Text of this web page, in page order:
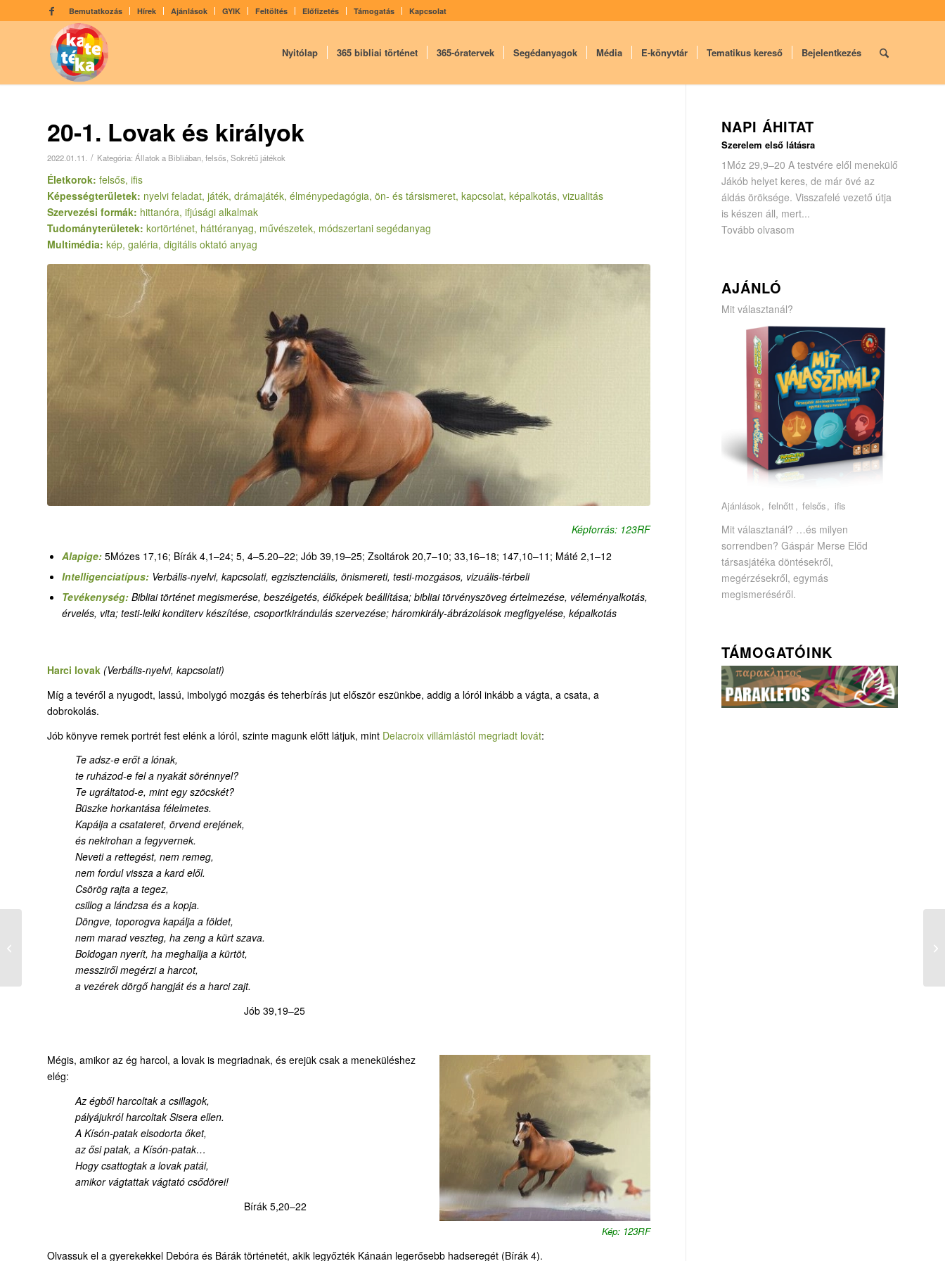
Bemutatkozás Hírek Ajánlások GYIK Feltöltés Előfizetés Támogatás Kapcsolat
Nyitólap 365 bibliai történet 365-óratervek Segédanyagok Média E-könyvtár Tematikus kereső Bejelentkezés
20-1. Lovak és királyok
2022.01.11. / Kategória: Állatok a Bibliában felsős Sokrétű játékok
Életkorok: felsős, ifis
Képességterületek: nyelvi feladat, játék, drámajáték, élménypedagógia, ön- és társismeret, kapcsolat, képalkotás, vizualitás
Szervezési formák: hittanóra, ifjúsági alkalmak
Tudományterületek: kortörténet, háttéranyag, művészetek, módszertani segédanyag
Multimédia: kép, galéria, digitális oktató anyag
Képforrás: 123RF
Alapige: 5Mózes 17,16; Bírák 4,1–24; 5, 4–5.20–22; Jób 39,19–25; Zsoltárok 20,7–10; 33,16–18; 147,10–11; Máté 2,1–12
Intelligenciatípus: Verbális-nyelvi, kapcsolati, egzisztenciális, önismereti, testi-mozgásos, vizuális-térbeli
Tevékenység: Bibliai történet megismerése, beszélgetés, élőképek beállítása; bibliai törvényszöveg értelmezése, véleményalkotás,
érvelés, vita; testi-lelki konditerv készítése, csoportkirándulás szervezése; háromkirály-ábrázolások megfigyelése, képalkotás
Harci lovak (Verbális-nyelvi, kapcsolati)
Míg a tevéről a nyugodt, lassú, imbolygó mozgás és teherbírás jut először eszünkbe, addig a lóról inkább a vágta, a csata, a
dobrokolás.
Jób könyve remek portrét fest elénk a lóról, szinte magunk előtt látjuk, mint Delacroix villámlástól megriadt lovát:
Te adsz-e erőt a lónak,
te ruházod-e fel a nyakát sörénnyel?
Te ugráltatod-e, mint egy szöcskét?
Büszke horkantása félelmetes.
Kapálja a csatateret, örvend erejének,
és nekirohan a fegyvernek.
Neveti a rettegést, nem remeg,
nem fordul vissza a kard elől.
Csörög rajta a tegez,
csillog a lándzsa és a kopja.
Döngve, toporogva kapálja a földet,
nem marad veszteg, ha zeng a kürt szava.
Boldogan nyerít, ha meghallja a kürtöt,
messziről megérzi a harcot,
a vezérek dörgő hangját és a harci zajt.
Jób 39,19–25
Mégis, amikor az ég harcol, a lovak is megriadnak, és erejük csak a meneküléshez
elég:
Az égből harcoltak a csillagok,
pályájukról harcoltak Sisera ellen.
A Kísón-patak elsodorta őket,
az ősi patak, a Kísón-patak…
Hogy csattogtak a lovak patái,
amikor vágtattak vágtató csődörei!
Bírák 5,20–22
Kép: 123RF
Olvassuk el a gyerekekkel Debóra és Bárák történetét, akik legyőzték Kánaán legerősebb hadseregét (Bírák 4).
NAPI ÁHITAT
Szerelem első látásra
1Móz 29,9–20 A testvére elől menekülő
Jákób helyet keres, de már övé az
áldás öröksége. Visszafelé vezető útja
is készen áll, mert...
Tovább olvasom
AJÁNLÓ
Mit választanál?
Ajánlások felnőtt felsős ifis
Mit választanál? …és milyen
sorrendben? Gáspár Merse Előd
társasjátéka döntésekről,
megérzésekről, egymás
megismeréséről.
TÁMOGATÓINK
19-2. Teveképek,